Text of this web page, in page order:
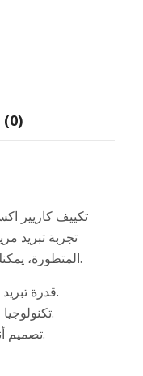
(0)
تجربة تبريد
المتطورة، يمكنك الاستمتاع بأجواء منعشة في منزلك.
قدرة تبريد عالية تصل إلى 2.25 حصان.
تكنولوجيا حديثة لضمان كفاءة الطاقة.
تصميم أنيق يناسب جميع الديكورات.